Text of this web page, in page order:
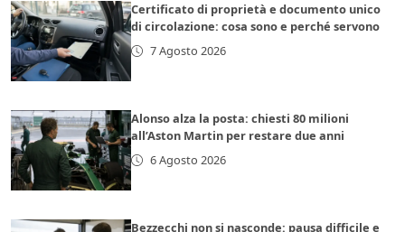
Certificato di proprietà e documento unico
di circolazione: cosa sono e perché servono
7 Agosto 2026
Alonso alza la posta: chiesti 80 milioni
all’Aston Martin per restare due anni
6 Agosto 2026
Bezzecchi non si nasconde: pausa difficile e